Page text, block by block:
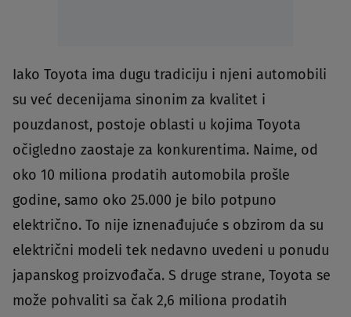
Iako Toyota ima dugu tradiciju i njeni automobili
su već decenijama sinonim za kvalitet i
pouzdanost, postoje oblasti u kojima Toyota
očigledno zaostaje za konkurentima. Naime, od
oko 10 miliona prodatih automobila prošle
godine, samo oko 25.000 je bilo potpuno
električno. To nije iznenađujuće s obzirom da su
električni modeli tek nedavno uvedeni u ponudu
japanskog proizvođača. S druge strane, Toyota se
može pohvaliti sa čak 2,6 miliona prodatih